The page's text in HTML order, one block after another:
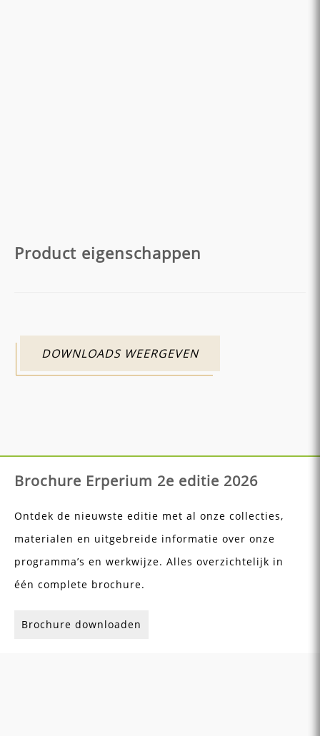
Product eigenschappen
DOWNLOADS WEERGEVEN
Brochure Erperium 2e editie 2026
Ontdek de nieuwste editie met al onze collecties,
materialen en uitgebreide informatie over onze
programma’s en werkwijze. Alles overzichtelijk in
één complete brochure.
Brochure downloaden